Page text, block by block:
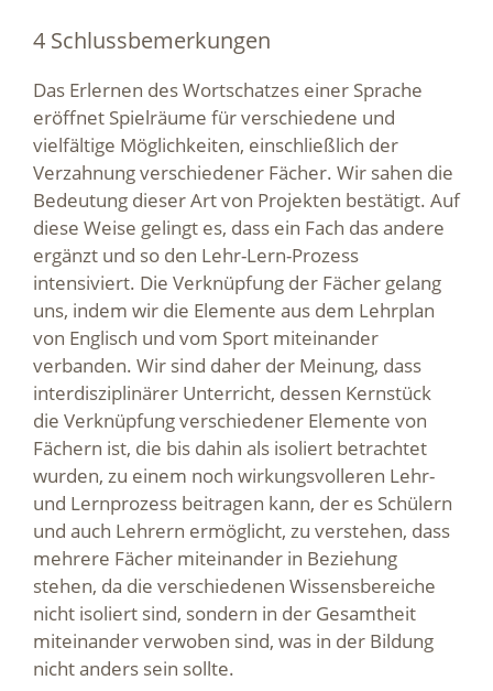
4 Schlussbemerkungen
Das Erlernen des Wortschatzes einer Sprache
eröffnet Spielräume für verschiedene und
vielfältige Möglichkeiten, einschließlich der
Verzahnung verschiedener Fächer. Wir sahen die
Bedeutung dieser Art von Projekten bestätigt. Auf
diese Weise gelingt es, dass ein Fach das andere
ergänzt und so den Lehr-Lern-Prozess
intensiviert. Die Verknüpfung der Fächer gelang
uns, indem wir die Elemente aus dem Lehrplan
von Englisch und vom Sport miteinander
verbanden. Wir sind daher der Meinung, dass
interdisziplinärer Unterricht, dessen Kernstück
die Verknüpfung verschiedener Elemente von
Fächern ist, die bis dahin als isoliert betrachtet
wurden, zu einem noch wirkungsvolleren Lehr-
und Lernprozess beitragen kann, der es Schülern
und auch Lehrern ermöglicht, zu verstehen, dass
mehrere Fächer miteinander in Beziehung
stehen, da die verschiedenen Wissensbereiche
nicht isoliert sind, sondern in der Gesamtheit
miteinander verwoben sind, was in der Bildung
nicht anders sein sollte.